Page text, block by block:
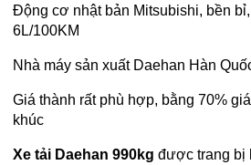
Động cơ nhật bản Mitsubishi, bền
6L/100KM
Nhà máy sản xuất Daehan Hàn
Giá thành rất phù hợp, bằng 70%
khúc
Xe tải Daehan 990kg được trang bị